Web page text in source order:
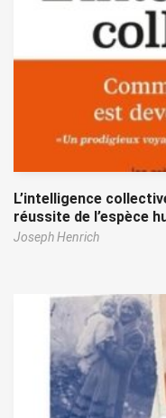
L’intelligence
réussite de l’espèce
Joseph Henrich